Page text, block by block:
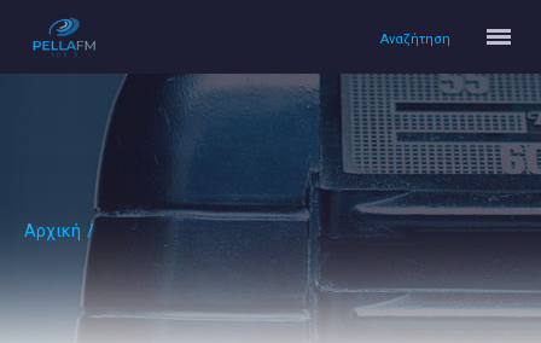
Αναζήτηση
Αρχική /
Πολιτισμός
Lifestyle